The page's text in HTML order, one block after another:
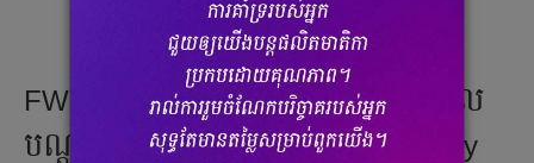
FWD Cambodia ដំណើរការមជ្ឈមណ្ឌល
បណ្ដុះបណ្ដាល FWD Digital Academy